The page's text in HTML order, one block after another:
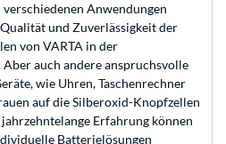
Anwendungen
und Zuverlässigkeit der
von VARTA in der
auch andere anspruchsvolle
wie Uhren, Taschenrechner
auf die Silberoxid-Knopfzellen
Erfahrung können
Batterielösungen